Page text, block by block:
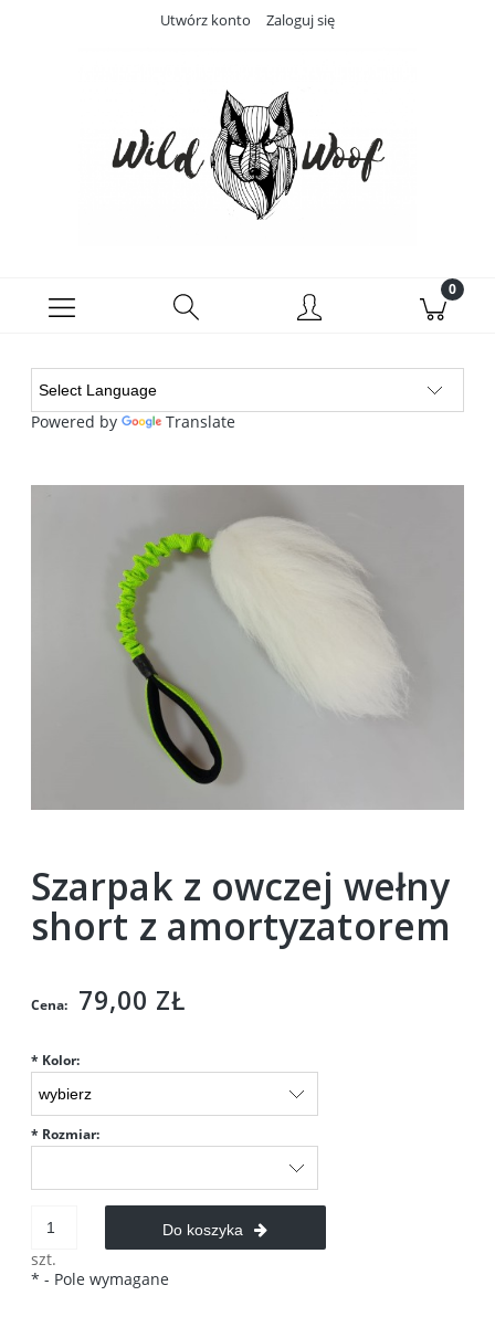
Utwórz konto Zaloguj się
Powered by Translate
Szarpak z owczej wełny
short z amortyzatorem
Cena: 79,00 ZŁ
* Kolor:
* Rozmiar:
szt.
Do koszyka
* - Pole wymagane